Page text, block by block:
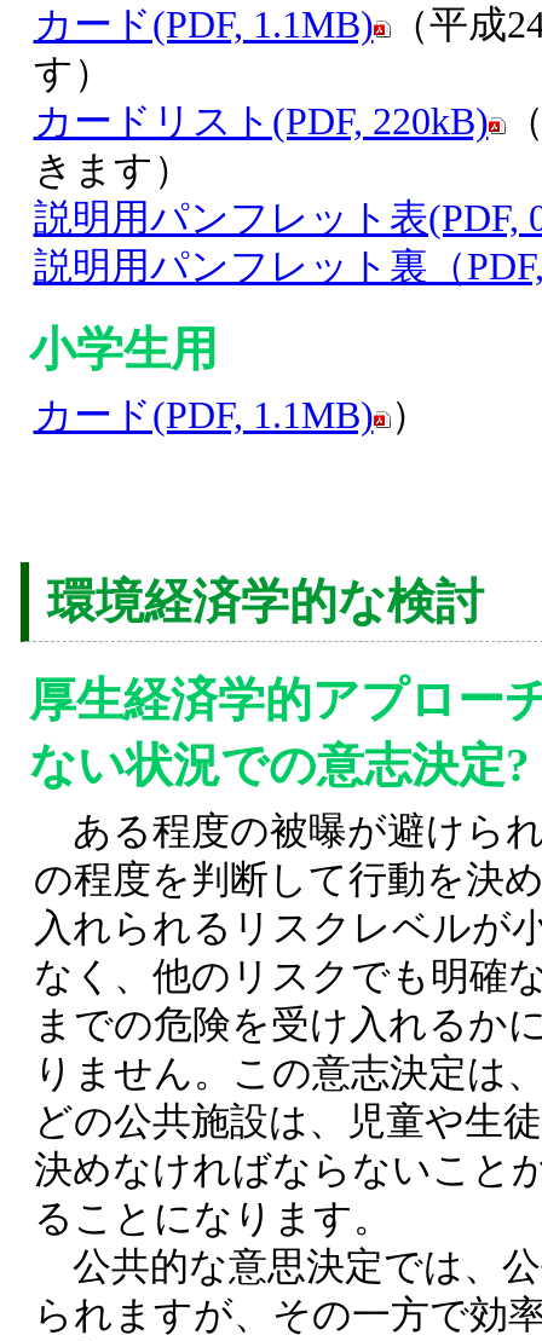
カード(PDF, 1.1MB) （平成
す）
カードリスト(PDF, 220kB)
きます）
説明用パンフレット表(PDF,
説明用パンフレット裏（
小学生用
カード(PDF, 1.1MB) ）
環境経済学的な検討
厚生経済学的アプロ
ない状況での意志決定?
ある程度の被曝が避けら
の程度を判断して行動を決
入れられるリスクレベルが
なく、他のリスクでも明確
までの危険を受け入れるか
りません。この意志決定は
どの公共施設は、児童や生
決めなければならないこと
ることになります。
公共的な意思決定では、
られますが、その一方で効